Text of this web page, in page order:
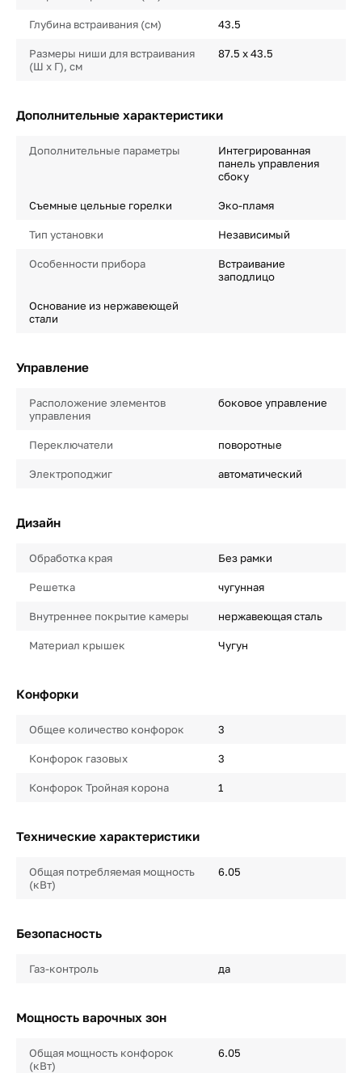
Глубина встраивания (см) 43.5
Размеры ниши для встраивания
(Ш х Г), см
87.5 х 43.5
Дополнительные характеристики
Дополнительные параметры
Интегрированная
панель управления
сбоку
Съемные цельные горелки Эко-пламя
Тип установки Независимый
Особенности прибора
Встраивание
заподлицо
Основание из нержавеющей
стали
Управление
Расположение элементов
управления
боковое управление
Переключатели поворотные
Электроподжиг автоматический
Дизайн
Обработка края Без рамки
Решетка чугунная
Внутреннее покрытие камеры нержавеющая сталь
Материал крышек Чугун
Конфорки
Общее количество конфорок 3
Конфорок газовых 3
Конфорок Тройная корона 1
Технические характеристики
Общая потребляемая мощность
(кВт)
6.05
Безопасность
Газ-контроль да
Мощность варочных зон
Общая мощность конфорок
(кВт)
6.05